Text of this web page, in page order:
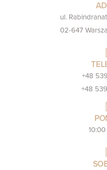
ul.
02-647
+48
+48